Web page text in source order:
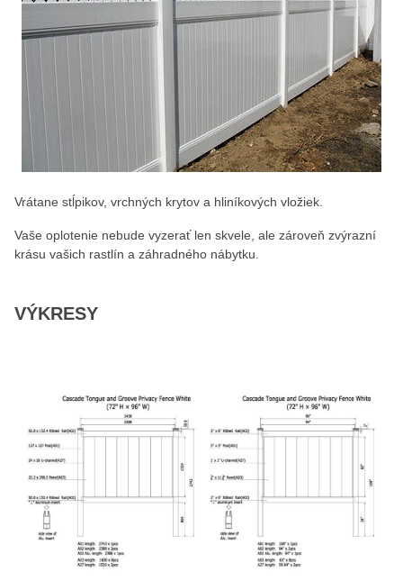
Vrátane stĺpikov, vrchných krytov a hliníkových vložiek.
Vaše oplotenie nebude vyzerať len skvele, ale zároveň zvýrazní
krásu vašich rastlín a záhradného nábytku.
VÝKRESY